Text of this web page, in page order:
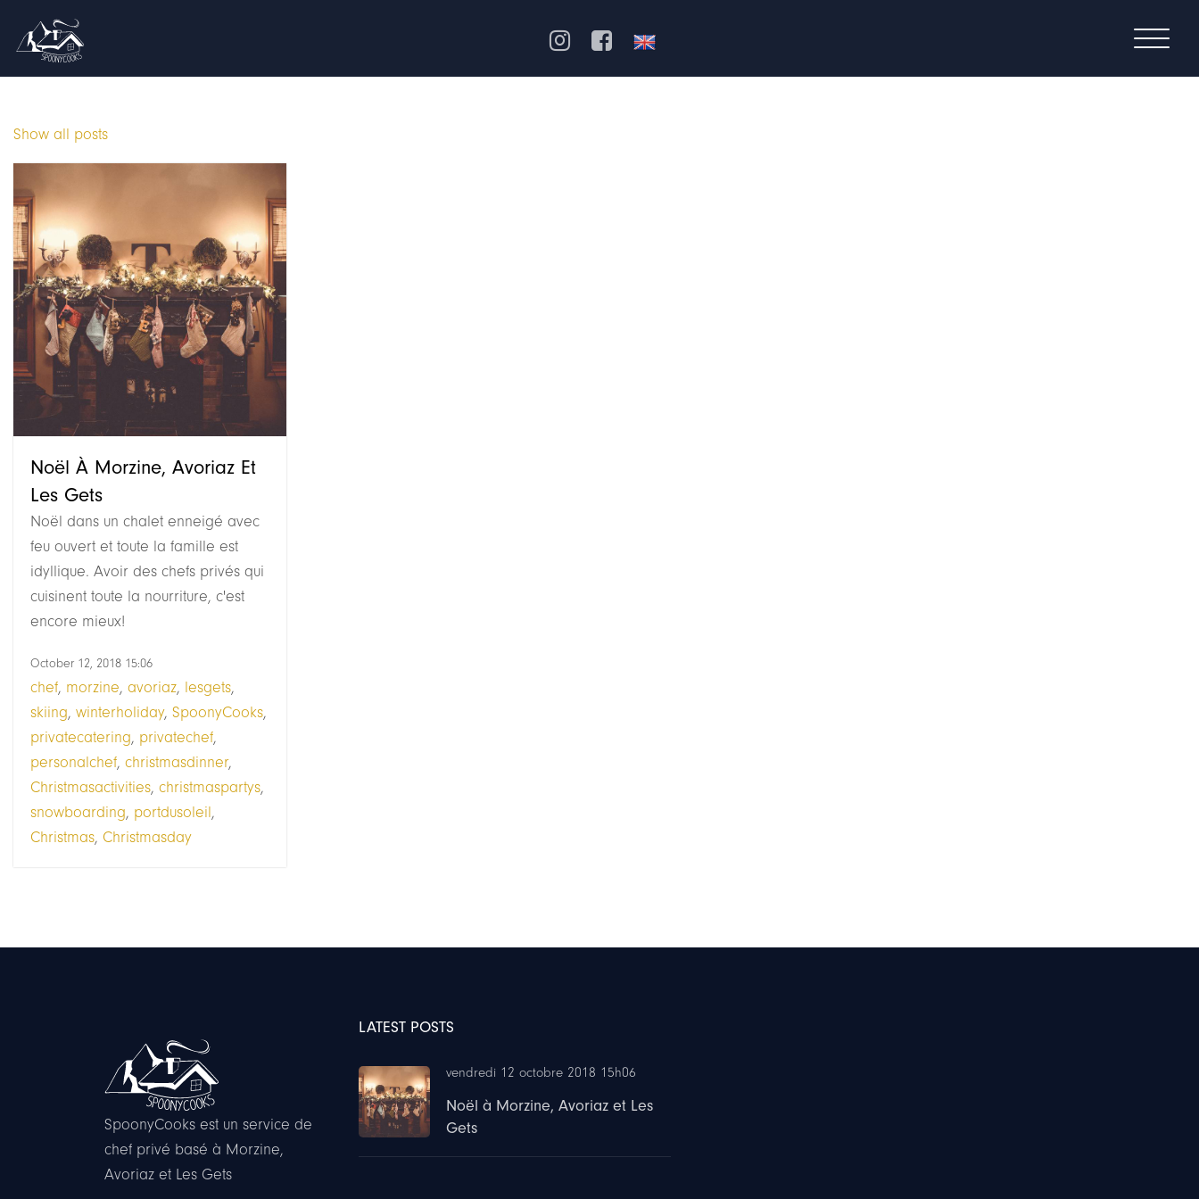
Show all posts
Noël À Morzine, Avoriaz Et
Les Gets
Noël dans un chalet enneigé avec
feu ouvert et toute la famille est
idyllique. Avoir des chefs privés qui
cuisinent toute la nourriture, c'est
encore mieux!
October 12, 2018 15:06
chef, morzine,avoriaz, lesgets,
skiing,winterholiday,SpoonyCooks,
privatecatering, privatechef,
personalchef,christmasdinner,
Christmasactivities,christmaspartys,
snowboarding, portdusoleil,
Christmas, Christmasday
SpoonyCooks est un service de
chef privé basé à Morzine,
Avoriaz et Les Gets
LATEST POSTS
vendredi 12 octobre 2018 15h06
Noël à Morzine, Avoriaz et Les
Gets